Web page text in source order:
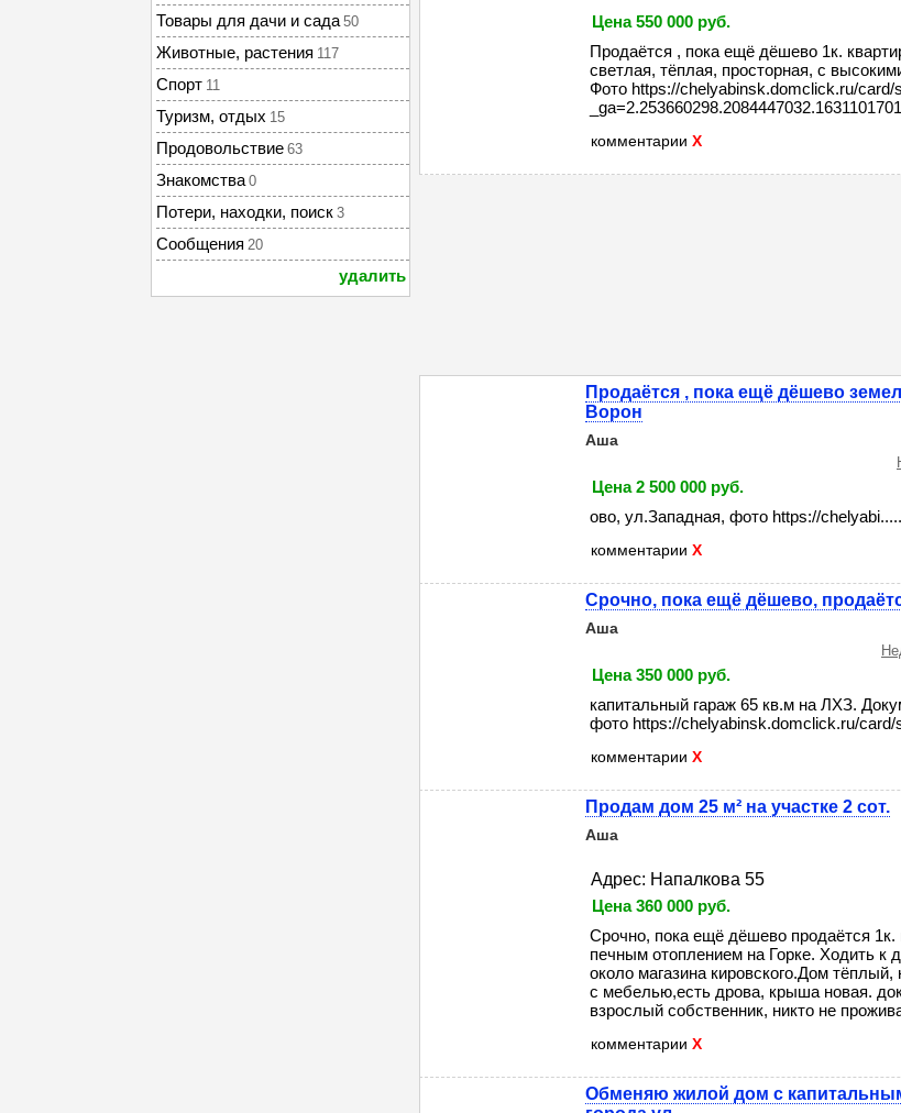
Товары для дачи и сада 50
Животные, растения 117
Спорт 11
Туризм, отдых 15
Продовольствие 63
Знакомства 0
Потери, находки, поиск 3
Сообщения 20
удалить
Цена 550 000 руб.
Продаётся , пока ещё дёшево 1к.
светлая, тёплая, просторная, с
Фото https://chelyabinsk.domclick.ru/card/
комментарии X
Продаётся , пока ещё дёшево
Ворон
Аша
Цена 2 500 000 руб.
ово, ул.Западная, фото https://chelyabi.....
комментарии X
Срочно, пока ещё дёшево,
Аша
Цена 350 000 руб.
капитальный гараж 65 кв.м на ЛХЗ.
фото https://chelyabinsk.domclick.ru/card/
комментарии X
Продам дом 25 м² на участке 2 сот.
Аша
Адрес: Напалкова 55
Цена 360 000 руб.
Срочно, пока ещё дёшево продаётся 1к.
печным отоплением на Горке. Ходить к
около магазина кировского.Дом
с мебелью,есть дрова, крыша новая.
взрослый собственник, никто не
комментарии X
Обменяю жилой дом с